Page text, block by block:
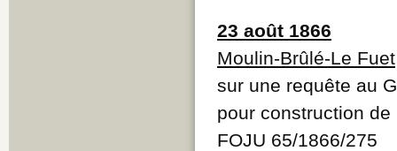
23 août 1866
Moulin-Brûlé-Le Fuet
sur une requête au
pour construction de
FOJU 65/1866/275